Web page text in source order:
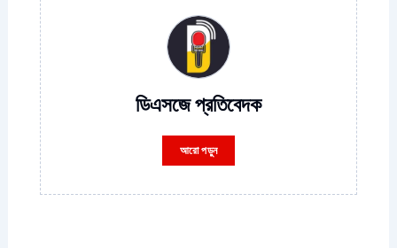
ডিএসজে প্রতিবেদক
আরো পড়ুন